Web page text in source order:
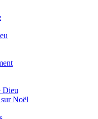
Dieu
Noël